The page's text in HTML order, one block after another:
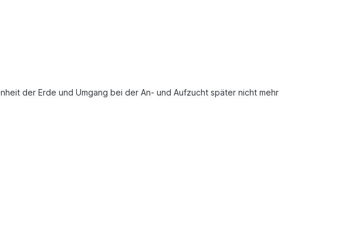
der Erde und Umgang bei der An- und Aufzucht später nicht mehr